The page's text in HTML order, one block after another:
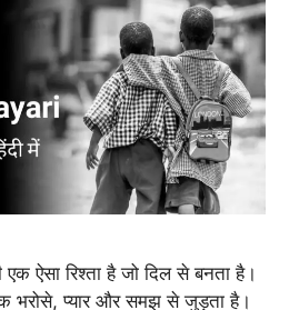
ऐसा रिश्ता है जो दिल से बनता है।
भरोसे, प्यार और समझ से जुड़ता है।